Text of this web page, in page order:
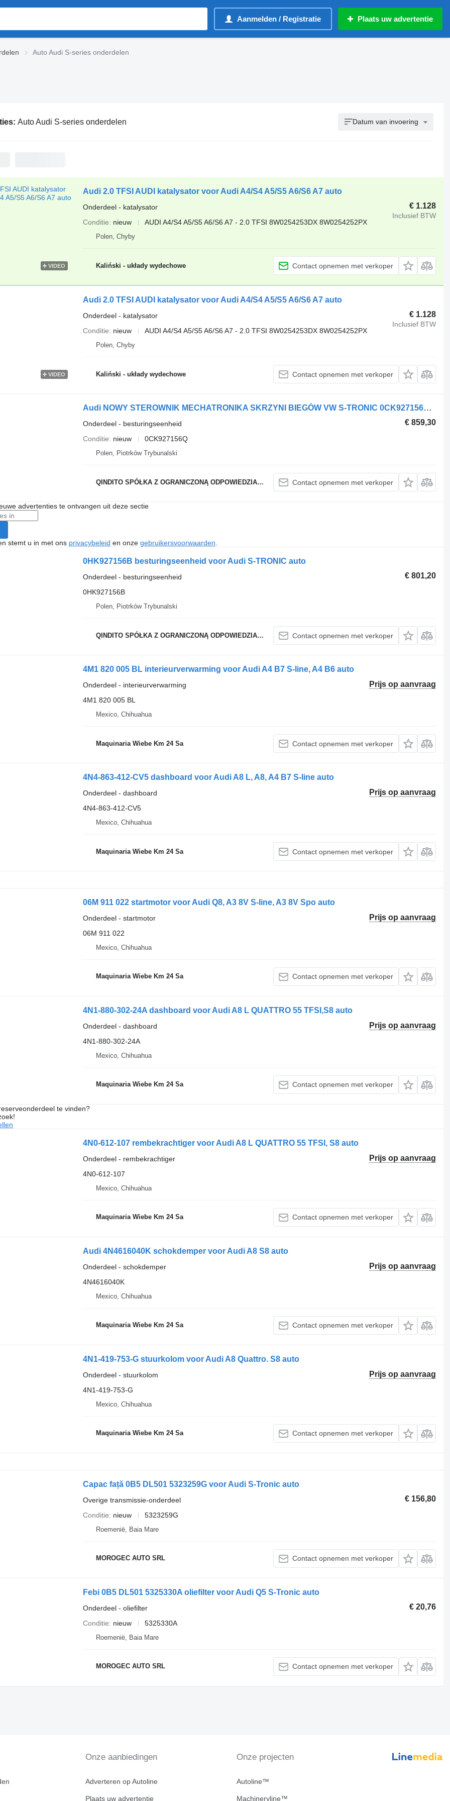
Aanmelden / Registratie Plaats uw advertentie
Auto Audi S-series onderdelen
Auto Audi S-series onderdelen Datum van invoering
VIDEO
Audi 2.0 TFSI AUDI katalysator voor Audi A4/S4 A5/S5 A6/S6 A7 auto
€ 1.128
Inclusief BTW
Onderdeel - katalysator
Conditie
nieuw AUDI A4/S4 A5/S5 A6/S6 A7 - 2.0 TFSI 8W0254253DX 8W0254252PX
Polen, Chyby
Kaliński - układy wydechowe Contact opnemen met verkoper
VIDEO
Audi 2.0 TFSI AUDI katalysator voor Audi A4/S4 A5/S5 A6/S6 A7 auto
€ 1.128
Inclusief BTW
Onderdeel - katalysator
Conditie
nieuw AUDI A4/S4 A5/S5 A6/S6 A7 - 2.0 TFSI 8W0254253DX 8W0254252PX
Polen, Chyby
Kaliński - układy wydechowe Contact opnemen met verkoper
Audi NOWY STEROWNIK MECHATRONIKA SKRZYNI BIEGÓW VW S-TRONIC 0CK927156Q besturingseenheid voor auto
€ 859,30
Onderdeel - besturingseenheid
Conditie
nieuw 0CK927156Q
Polen, Piotrków Trybunalski
QINDITO SPÓŁKA Z OGRANICZONĄ ODPOWIEDZIALNOŚCIĄ Contact opnemen met verkoper
advertenties te ontvangen uit deze sectie
stemt u in met ons privacybeleid en onze gebruikersvoorwaarden
0HK927156B besturingseenheid voor Audi S-TRONIC auto
€ 801,20
Onderdeel - besturingseenheid
0HK927156B
Polen, Piotrków Trybunalski
QINDITO SPÓŁKA Z OGRANICZONĄ ODPOWIEDZIALNOŚCIĄ Contact opnemen met verkoper
4M1 820 005 BL interieurverwarming voor Audi A4 B7 S-line, A4 B6 auto
Prijs op aanvraag
Onderdeel - interieurverwarming
4M1 820 005 BL
Mexico, Chihuahua
Maquinaria Wiebe Km 24 Sa Contact opnemen met verkoper
4N4-863-412-CV5 dashboard voor Audi A8 L, A8, A4 B7 S-line auto
Prijs op aanvraag
Onderdeel - dashboard
4N4-863-412-CV5
Mexico, Chihuahua
Maquinaria Wiebe Km 24 Sa Contact opnemen met verkoper
06M 911 022 startmotor voor Audi Q8, A3 8V S-line, A3 8V Spo auto
Prijs op aanvraag
Onderdeel - startmotor
06M 911 022
Mexico, Chihuahua
Maquinaria Wiebe Km 24 Sa Contact opnemen met verkoper
4N1-880-302-24A dashboard voor Audi A8 L QUATTRO 55 TFSI,S8 auto
Prijs op aanvraag
Onderdeel - dashboard
4N1-880-302-24A
Mexico, Chihuahua
Maquinaria Wiebe Km 24 Sa Contact opnemen met verkoper
te vinden?
4N0-612-107 rembekrachtiger voor Audi A8 L QUATTRO 55 TFSI, S8 auto
Prijs op aanvraag
Onderdeel - rembekrachtiger
4N0-612-107
Mexico, Chihuahua
Maquinaria Wiebe Km 24 Sa Contact opnemen met verkoper
Audi 4N4616040K schokdemper voor Audi A8 S8 auto
Prijs op aanvraag
Onderdeel - schokdemper
4N4616040K
Mexico, Chihuahua
Maquinaria Wiebe Km 24 Sa Contact opnemen met verkoper
4N1-419-753-G stuurkolom voor Audi A8 Quattro. S8 auto
Prijs op aanvraag
Onderdeel - stuurkolom
4N1-419-753-G
Mexico, Chihuahua
Maquinaria Wiebe Km 24 Sa Contact opnemen met verkoper
Capac față 0B5 DL501 5323259G voor Audi S-Tronic auto
€ 156,80
Overige transmissie-onderdeel
Conditie
nieuw 5323259G
Roemenië, Baia Mare
MOROGEC AUTO SRL Contact opnemen met verkoper
Febi 0B5 DL501 5325330A oliefilter voor Audi Q5 S-Tronic auto
€ 20,76
Onderdeel - oliefilter
Conditie
nieuw 5325330A
Roemenië, Baia Mare
MOROGEC AUTO SRL Contact opnemen met verkoper
Onze aanbiedingen
Adverteren op Autoline
Plaats uw advertentie
Onze projecten
Autoline™
Machineryline™